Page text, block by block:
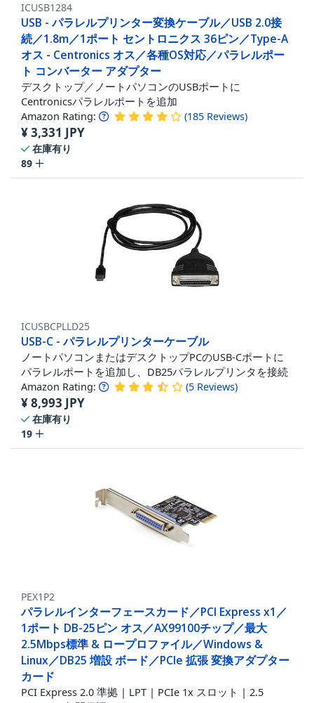
ICUSB1284
USB - パラレルプリンター変換ケーブル／USB 2.0接
続／1.8m／1ポート セントロニクス 36ピン／Type-A
オス - Centronics オス／各種OS対応／パラレルポー
ト コンバーター アダプター
デスクトップ／ノートパソコンのUSBポートに
Centronicsパラレルポートを追加
Amazon Rating: (185 Reviews)
¥3,331 JPY
在庫有り
89
ICUSBCPLLD25
USB-C - パラレルプリンターケーブル
ノートパソコンまたはデスクトップPCのUSB-Cポートに
パラレルポートを追加し、DB25パラレルプリンタを接続
Amazon Rating: (5 Reviews)
¥8,993 JPY
在庫有り
19
PEX1P2
パラレルインターフェースカード／PCI Express x1／
1ポート DB-25ピン オス／AX99100チップ／最大
2.5Mbps標準 & ロープロファイル／Windows &
Linux／DB25 増設 ボード／PCIe 拡張 変換アダプター
カード
PCI Express 2.0 準拠 | LPT | PCIe 1x スロット | 2.5